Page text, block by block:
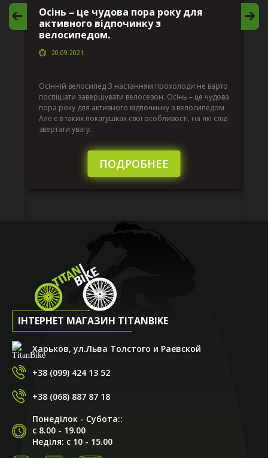
Осінь – це чудова пора року для
активного відпочинку з
велосипедом.
20.09.2021
Осінній велосипед З настанням прохолоди не варто
поспішати завершувати велосезон. Осінь – це чудова
пора року для активного відпочинку з велосипедом.
Але є в таких покатушках свої особливості, на які слід
звертати увагу.
ПОДРОБНЕЕ
ІНТЕРНЕТ МАГАЗИН TITANBIKE
Харьков, ул.Льва Толстого и Раевской
+38 (099) 424 13 52
+38 (068) 887 87 18
Понеділок - Субота::
с 8.00 - 19.00
Неділя: с 10 - 15.00